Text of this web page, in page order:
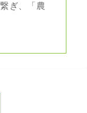
ぎ、「農